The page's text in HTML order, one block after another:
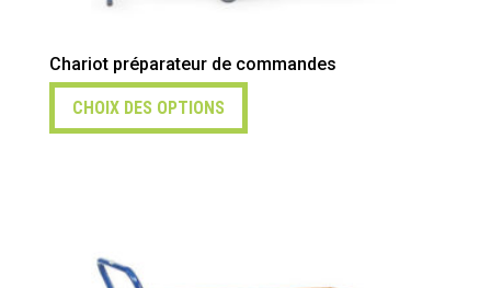
Chariot préparateur de commandes
CHOIX DES OPTIONS